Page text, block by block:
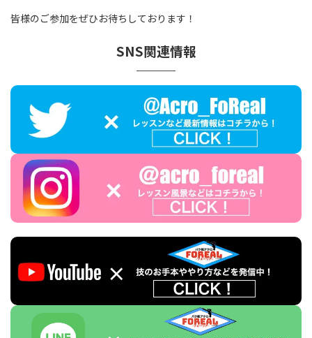
皆様のご参加をぜひお待ちしております！
SNS関連情報